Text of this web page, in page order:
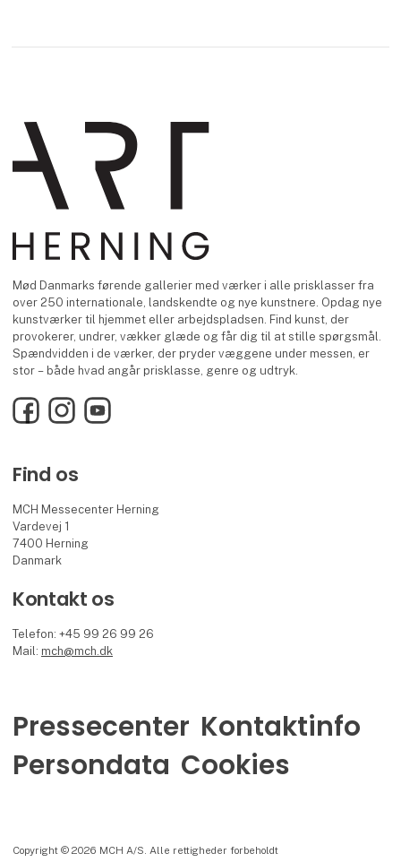
Mød Danmarks førende gallerier med værker i alle prisklasser fra
over 250 internationale, landskendte og nye kunstnere. Opdag nye
kunstværker til hjemmet eller arbejdspladsen. Find kunst, der
provokerer, undrer, vækker glæde og får dig til at stille spørgsmål.
Spændvidden i de værker, der pryder væggene under messen, er
stor – både hvad angår prisklasse, genre og udtryk.
FacebookInstagramYouTube
Find os
MCH Messecenter Herning
Vardevej 1
7400 Herning
Danmark
Kontakt os
Telefon: +45 99 26 99 26
Mail: mch@mch.dk
Pressecenter Kontaktinfo
Persondata Cookies
Copyright © 2026 MCH A/S. Alle rettigheder forbeholdt